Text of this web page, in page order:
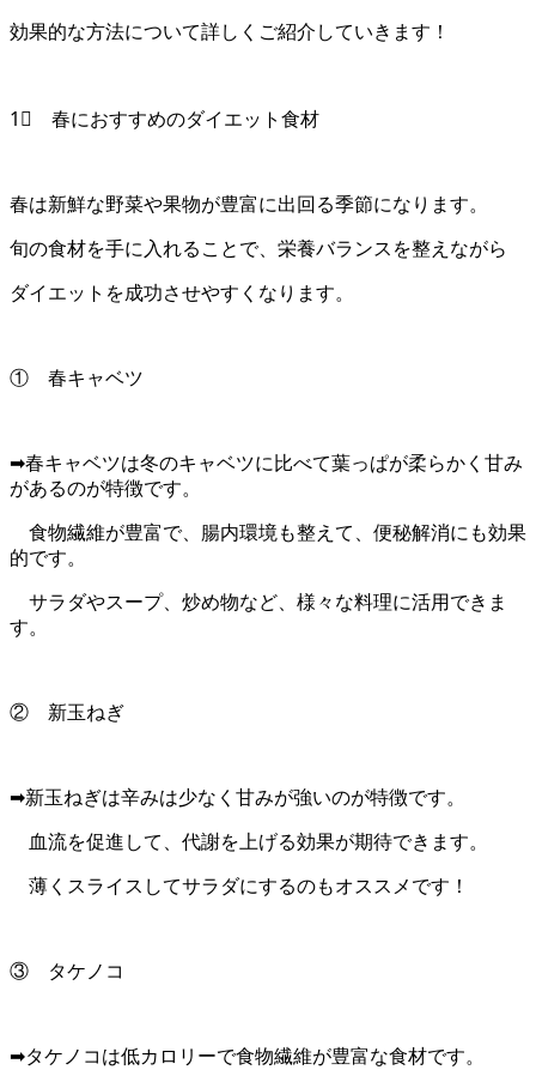
効果的な方法について詳しくご紹介していきます！
1⃣ 春におすすめのダイエット食材
春は新鮮な野菜や果物が豊富に出回る季節になります。
旬の食材を手に入れることで、栄養バランスを整えながら
ダイエットを成功させやすくなります。
① 春キャベツ
➡春キャベツは冬のキャベツに比べて葉っぱが柔らかく甘み
があるのが特徴です。
食物繊維が豊富で、腸内環境も整えて、便秘解消にも効果
的です。
サラダやスープ、炒め物など、様々な料理に活用できま
す。
② 新玉ねぎ
➡新玉ねぎは辛みは少なく甘みが強いのが特徴です。
血流を促進して、代謝を上げる効果が期待できます。
薄くスライスしてサラダにするのもオススメです！
③ タケノコ
➡タケノコは低カロリーで食物繊維が豊富な食材です。